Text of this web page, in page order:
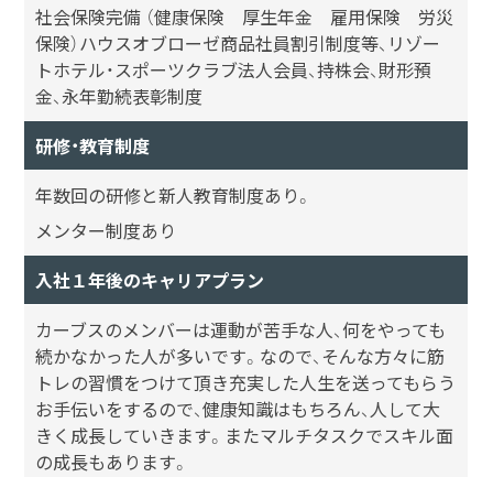
社会保険完備 （健康保険 厚生年金 雇用保険 労災
保険）ハウスオブローゼ商品社員割引制度等、リゾー
トホテル・スポーツクラブ法人会員、持株会、財形預
金、永年勤続表彰制度
研修・教育制度
年数回の研修と新人教育制度あり。
メンター制度あり
入社１年後のキャリアプラン
カーブスのメンバーは運動が苦手な人、何をやっても
続かなかった人が多いです。なので、そんな方々に筋
トレの習慣をつけて頂き充実した人生を送ってもらう
お手伝いをするので、健康知識はもちろん、人して大
きく成長していきます。またマルチタスクでスキル面
の成長もあります。